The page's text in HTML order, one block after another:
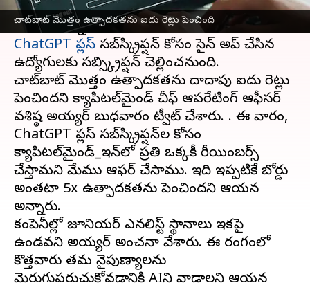
చాట్‌బాట్ మొత్తం ఉత్పాదకతను ఐదు రెట్లు పెంచింది
ఆర్టిఫిషియల్ ఇంటెలిజెన్స్ తో ఉద్యోగాలపై భయాలు
పెరుగుతున్నాయి, బెంగళూరుకు చెందిన ఒక కంపెనీ
ChatGPT ప్లస్ సబ్‌స్క్రిప్షన్ కోసం సైన్ అప్ చేసిన
ఉద్యోగులకు సబ్స్క్రిప్షన్ చెల్లించనుంది.
చాట్‌బాట్ మొత్తం ఉత్పాదకతను దాదాపు ఐదు రెట్లు
పెంచిందని క్యాపిటల్‌మైండ్ చీఫ్ ఆపరేటింగ్ ఆఫీసర్
వశిష్ఠ అయ్యర్ బుధవారం ట్వీట్ చేశారు. . ఈ వారం,
ChatGPT ప్లస్ సబ్‌స్క్రిప్షన్‌ల కోసం
క్యాపిటల్‌మైండ్_ఇన్‌లో ప్రతి ఒక్కరికీ రీయింబర్స్
చేస్తామని మేము ఆఫర్ చేసాము. ఇది ఇప్పటికే బోర్డు
అంతటా 5x ఉత్పాదకతను పెంచిందని ఆయన
అన్నారు.
కంపెనీల్లో జూనియర్ ఎనలిస్ట్ స్థానాలు ఇకపై
ఉండవని అయ్యర్ అంచనా వేశారు. ఈ రంగంలో
కొత్తవారు తమ నైపుణ్యాలను
మెరుగుపరుచుకోవడానికి AIని వాడాలని ఆయన